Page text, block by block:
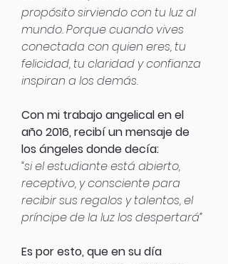
propósito sirviendo con tu luz al
mundo. Porque cuando vives
conectada con quien eres, tu
felicidad, tu claridad y confianza
inspiran a los demás.
Con mi trabajo angelical en el
año 2016, recibí un mensaje de
los ángeles donde decía:
“si el estudiante está abierto,
receptivo, y consciente para
recibir sus regalos y talentos, el
príncipe de la luz los despertará”
Es por esto, que en su día